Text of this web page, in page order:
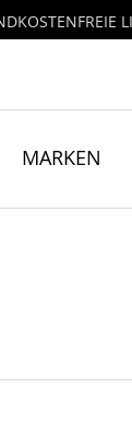
MARKEN